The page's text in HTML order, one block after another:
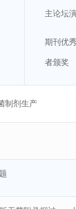
主论坛
期刊优
者颁奖
制剂生产